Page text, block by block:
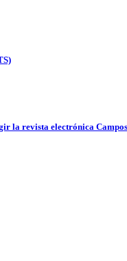
la revista electrónica